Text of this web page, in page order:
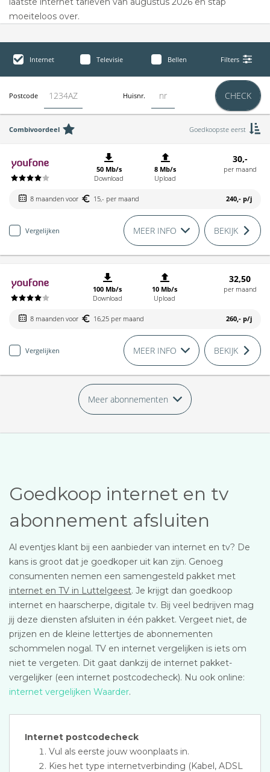
moeiteloos over.
Internet Televisie Bellen Filters
Postcode Huisnr. CHECK
Combivoordeel Goedkoopste eerst
50 Mb/s
Download
8 Mb/s
Upload
30,-
per maand
8 maanden voor 15,- per maand 240,- p/j
Vergelijken MEER INFO BEKIJK
100 Mb/s
Download
10 Mb/s
Upload
32,50
per maand
8 maanden voor 16,25 per maand 260,- p/j
Vergelijken MEER INFO BEKIJK
Meer abonnementen
Goedkoop internet en tv
abonnement afsluiten
Al eventjes klant bij een aanbieder van internet en tv? De
kans is groot dat je goedkoper uit kan zijn. Genoeg
consumenten nemen een samengesteld pakket met
internet en TV in Luttelgeest. Je krijgt dan goedkoop
internet en haarscherpe, digitale tv. Bij veel bedrijven mag
jij deze diensten afsluiten in één pakket. Vergeet niet, de
prijzen en de kleine lettertjes de abonnementen
schommelen nogal. TV en internet vergelijken is iets om
niet te vergeten. Dit gaat dankzij de internet pakket-
vergelijker (een internet postcodecheck). Nu ook online:
internet vergelijken Waarder.
Internet postcodecheck
Vul als eerste jouw woonplaats in.
Kies het type internetverbinding (Kabel, ADSL